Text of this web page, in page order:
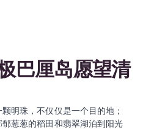
巴厘岛愿望清
明珠，不仅仅是一个目的地；
葱葱的稻田和翡翠湖泊到阳光